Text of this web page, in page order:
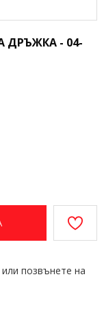
ДРЪЖКА - 04-
позвънете на